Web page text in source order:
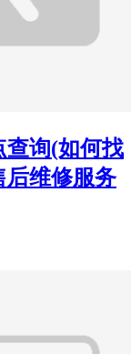
查询(如何找
后维修服务